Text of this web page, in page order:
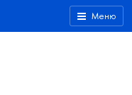
Меню